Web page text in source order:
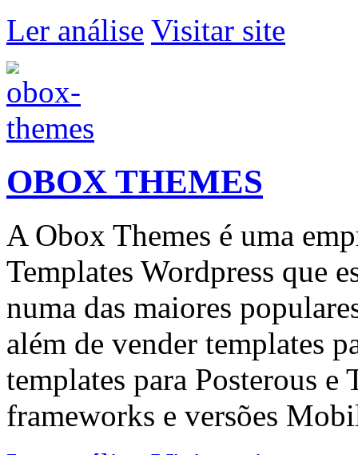
Ler análise Visitar site
OBOX THEMES
A Obox Themes é uma
Templates Wordpress que
numa das maiores
além de vender templates
templates para Posterous e
frameworks e versões